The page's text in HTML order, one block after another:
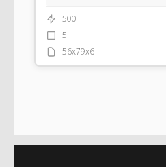
500
5
56x79x6